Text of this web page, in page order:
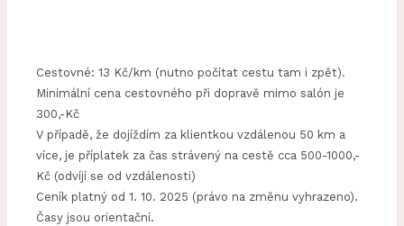
Cestovné: 13 Kč/km (nutno počítat cestu tam i zpět).
Minimální cena cestovného při dopravě mimo salón je
300,-Kč
V případě, že dojíždím za klientkou vzdálenou 50 km a
více, je příplatek za čas strávený na cestě cca 500-1000,-
Kč (odvíjí se od vzdálenosti)
Ceník platný od 1. 10. 2025 (právo na změnu vyhrazeno).
Časy jsou orientační.